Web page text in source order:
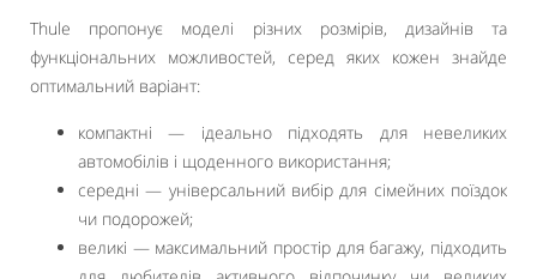
Thule пропонує моделі різних розмірів, дизайнів та
функціональних можливостей, серед яких кожен знайде
оптимальний варіант:
компактні — ідеально підходять для невеликих
автомобілів і щоденного використання;
середні — універсальний вибір для сімейних поїздок
чи подорожей;
великі — максимальний простір для багажу, підходить